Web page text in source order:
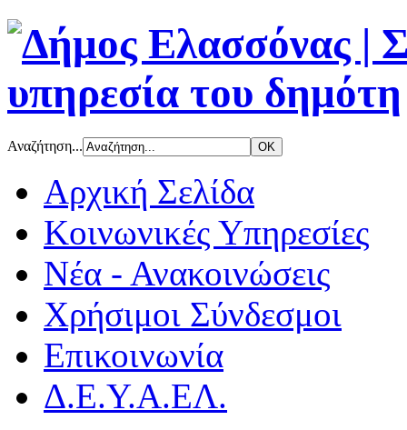
Αναζήτηση...
Αρχική Σελίδα
Κοινωνικές Υπηρεσίες
Νέα - Ανακοινώσεις
Χρήσιμοι Σύνδεσμοι
Επικοινωνία
Δ.Ε.Υ.Α.ΕΛ.